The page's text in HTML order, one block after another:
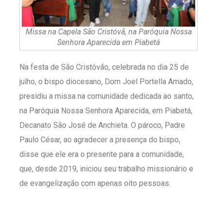
Missa na Capela São Cristóvã, na Paróquia Nossa
Senhora Aparecida em Piabetá
Na festa de São Cristóvão, celebrada no dia 25 de
julho, o bispo diocesano, Dom Joel Portella Amado,
presidiu a missa na comunidade dedicada ao santo,
na Paróquia Nossa Senhora Aparecida, em Piabetá,
Decanato São José de Anchieta. O pároco, Padre
Paulo César, ao agradecer a presença do bispo,
disse que ele era o presente para a comunidade,
que, desde 2019, iniciou seu trabalho missionário e
de evangelização com apenas oito pessoas.